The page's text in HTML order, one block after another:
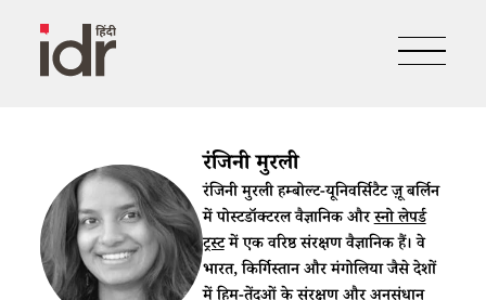
रंजिनी मुरली
रंजिनी मुरली हम्बोल्ट-यूनिवर्सिटैट ज़ू बर्लिन
में पोस्टडॉक्टरल वैज्ञानिक औरस्नो लेपर्ड
ट्रस्टमें एक वरिष्ठ संरक्षण वैज्ञानिक हैं। वे
भारत, किर्गिस्तान और मंगोलिया जैसे देशों